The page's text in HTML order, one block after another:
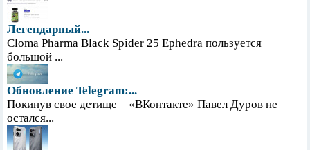
Легендарный...
Cloma Pharma Black Spider 25 Ephedra пользуется
большой ...
Обновление Telegram:...
Покинув свое детище – «ВКонтакте» Павел Дуров не
остался...